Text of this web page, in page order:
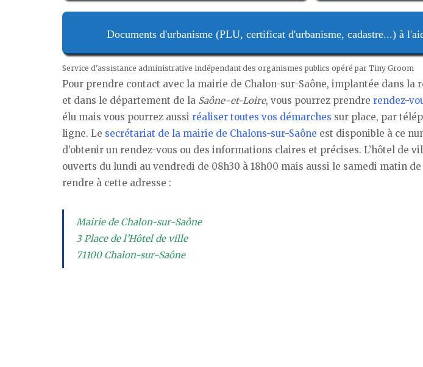
Documents d'urbanisme (PLU, certificat d'urbanisme, cadastre...) à
Service d'assistance administrative indépendant des organismes publics opéré par Tiny Groom
Pour prendre contact avec la mairie de Chalon-sur-Saône, implantée dans la
et dans le département de la Saône-et-Loire, vous pourrez prendre rendez-
élu mais vous pourrez aussi réaliser toutes vos démarches sur place, par
ligne. Le secrétariat de la mairie de Chalons-sur-Saône est disponible à ce
d’obtenir un rendez-vous ou des informations claires et précises. L’hôtel de
ouverts du lundi au vendredi de 08h30 à 18h00 mais aussi le samedi matin de
rendre à cette adresse :
Mairie de Chalon-sur-Saône
3 Place de l’Hôtel de ville
71100 Chalon-sur-Saône